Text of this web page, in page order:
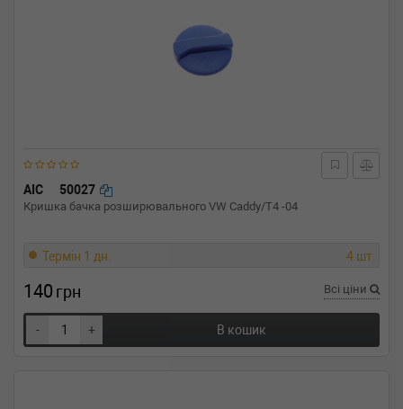
AIC 50027
Кришка бачка розширювального VW Caddy/T4 -04
Термін 1 дн. 4 шт.
140 грн Всі ціни
- + В кошик